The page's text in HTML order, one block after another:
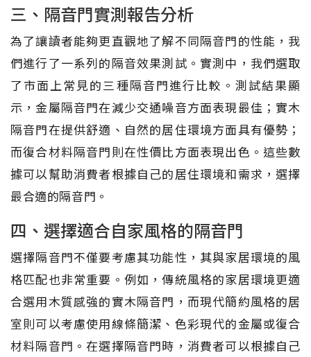
三、隔音門實測報告分析
為了讓讀者能夠更直觀地了解不同隔音門的性能，我
們進行了一系列的隔音效果測試。實測中，我們選取
了市面上常見的三種隔音門進行比較。測試結果顯
示，金屬隔音門在減少交通噪音方面表現最佳；實木
隔音門在提供舒適、自然的居住環境方面具有優勢；
而復合材料隔音門則在性價比方面表現出色。這些數
據可以幫助消費者根據自己的居住環境和需求，選擇
最合適的隔音門。
四、選擇適合自家風格的隔音門
選擇隔音門不僅要考慮其功能性，其與家居環境的風
格匹配也非常重要。例如，傳統風格的家居環境更適
合選用木質感強的實木隔音門，而現代簡約風格的居
室則可以考慮使用線條簡潔、色彩現代的金屬或復合
材料隔音門。在選擇隔音門時，消費者可以根據自己